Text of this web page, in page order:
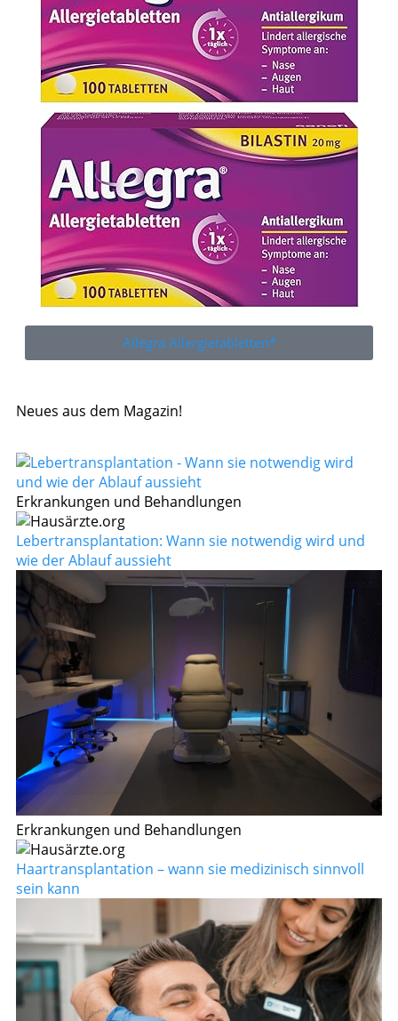
Allegra Allergietabletten*
Neues aus dem Magazin!
Erkrankungen und Behandlungen
Lebertransplantation: Wann sie notwendig wird und
wie der Ablauf aussieht
Erkrankungen und Behandlungen
Haartransplantation – wann sie medizinisch sinnvoll
sein kann